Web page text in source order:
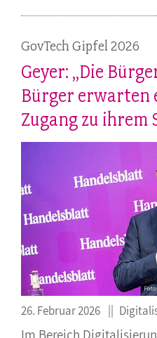
GovTech Gipfel 2026
Geyer: „Die
Bürger erwarten
Zugang zu ihrem
26. Februar 2026
Im Bereich